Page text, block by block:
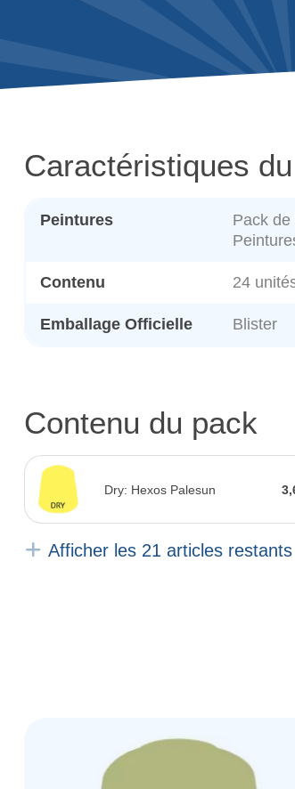
Caractéristiques
Peintures
Pack
Contenu 24
Emballage Officielle Blister
Contenu du pack
Dry: Hexos Palesun
Afficher les 21 articles restants